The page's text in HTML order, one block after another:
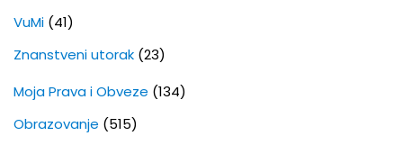
VuMi (41)
Znanstveni utorak (23)
Moja Prava i Obveze (134)
Obrazovanje (515)